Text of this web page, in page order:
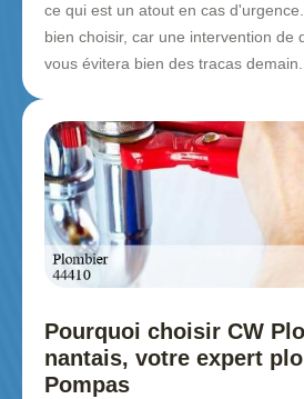
ce qui est un atout en cas
bien choisir, car une intervention de
vous évitera bien des tracas demain.
Pourquoi choisir CW
nantais, votre expert
Pompas